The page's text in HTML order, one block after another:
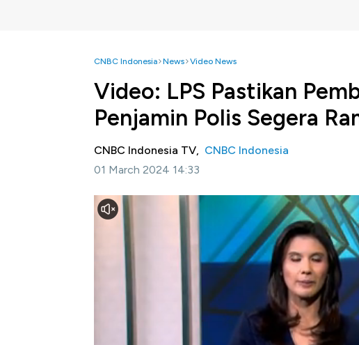
CNBC Indonesia News Video News
Video: LPS Pastikan
Penjamin Polis Segera
CNBC Indonesia TV, CNBC Indonesia
01 March 2024 14:33
Jakarta, CNBC Indonesia-
Lembaga Penjamin
pembentukan lembaga penjamin polis atau LPP di
Purbaya Yudhi Sadewa memastikan seluruh rangka
Selengkapnya dalam program Power Lunch CNBC